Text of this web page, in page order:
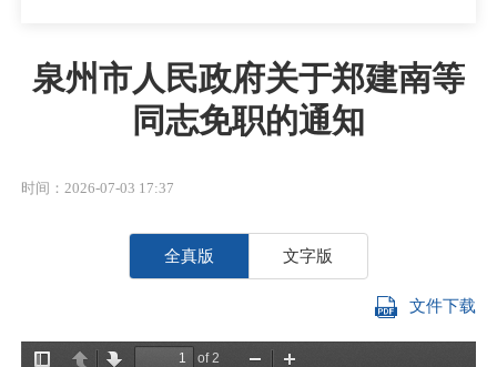
泉州市人民政府关于郑建南等
同志免职的通知
时间：2026-07-03 17:37
全真版 文字版
文件下载